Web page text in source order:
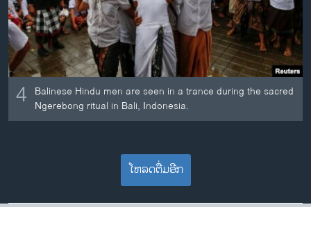
4 Balinese Hindu men are seen in a trance during the sacred
Ngerebong ritual in Bali, Indonesia.
ໂຫລດຕື່ມອີກ